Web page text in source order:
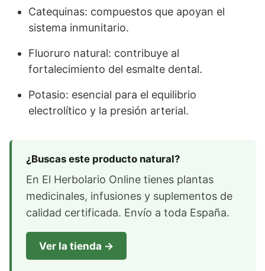
Catequinas: compuestos que apoyan el
sistema inmunitario.
Fluoruro natural: contribuye al
fortalecimiento del esmalte dental.
Potasio: esencial para el equilibrio
electrolítico y la presión arterial.
¿Buscas este producto natural?
En El Herbolario Online tienes plantas
medicinales, infusiones y suplementos de
calidad certificada. Envío a toda España.
Ver la tienda →